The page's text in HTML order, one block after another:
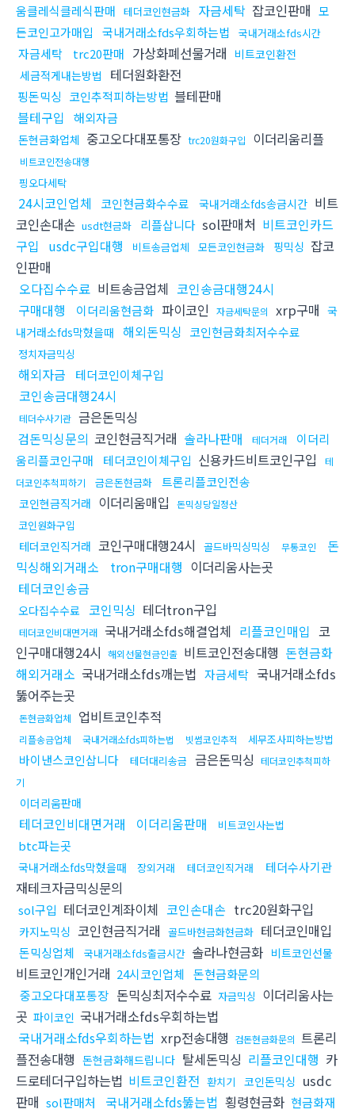
움클레식클레식판매 테더코인현금화 자금세탁 잡코인판매 모
든코인고가매입
국내거래소fds우회하는법 국내거래소fds시간
자금세탁 trc20판매 가상화폐선물거래 비트코인환전
세금적게내는방법
테더원화환전
핑돈믹싱 코인추적피하는방법 블테판매
블테구입
해외자금
돈현금화업체 중고오다대포통장 trc20원화구입 이더리움리플
비트코인전송대행
핑오다세탁
24시코인업체 코인현금화수수료 국내거래소fds송금시간 비트
코인손대손 usdt현금화 리플삽니다 sol판매처 비트코인카드
구입 usdc구입대행 비트송금업체 모든코인현금화 핑믹싱 잡코
인판매
오다집수수료 비트송금업체 코인송금대행24시
구매대행
이더리움현금화 파이코인 자금세탁문의 xrp구매 국
내거래소fds막혔을때
해외돈믹싱 코인현금화최저수수료
정치자금믹싱
해외자금 테더코인이체구입
코인송금대행24시
테더수사기관 금은돈믹싱
검돈믹싱문의 코인현금직거래 솔라나판매 테더거래
이더리
움리플코인구매
테더코인이체구입 신용카드비트코인구입
테
더코인추척피하기
금은돈현금화 트론리플코인전송
코인현금직거래 이더리움매입 돈믹싱당일정산
코인원화구입
테더코인직거래 코인구매대행24시 골드바믹싱믹싱 무통코인
돈
믹싱해외거래소
tron구매대행 이더리움사는곳
테더코인송금
오다집수수료 코인믹싱 테더tron구입
테더코인비대면거래 국내거래소fds해결업체 리플코인매입 코
인구매대행24시 해외선물현금인출 비트코인전송대행 돈현금화
해외거래소 국내거래소fds깨는법 자금세탁 국내거래소fds
뚫어주는곳
돈현금화업체 업비트코인추적
리플송금업체 국내거래소fds피하는법 빗썸코인추적 세무조사피하는방법
바이낸스코인삽니다 테더대리송금 금은돈믹싱 테더코인추척피하
기
이더리움판매
테더코인비대면거래 이더리움판매 비트코인사는법
btc파는곳
국내거래소fds막혔을때 장외거래 테더코인직거래 테더수사기관
재테크자금믹싱문의
sol구입 테더코인계좌이체 코인손대손 trc20원화구입
카지노믹싱 코인현금직거래 골드바현금화현금화 테더코인매입
돈믹싱업체 국내거래소fds출금시간 솔라나현금화 비트코인선물
비트코인개인거래 24시코인업체 돈현금화문의
중고오다대포통장 돈믹싱최저수수료 자금믹싱 이더리움사는
곳 파이코인 국내거래소fds우회하는법
국내거래소fds우회하는법 xrp전송대행 검돈현금화문의 트론리
플전송대행 돈현금화해드립니다 탈세돈믹싱 리플코인대행 카
드로테더구입하는법 비트코인환전 환치기 코인돈믹싱 usdc
판매 sol판매처 국내거래소fds뚫는법 횡령현금화 현금화재